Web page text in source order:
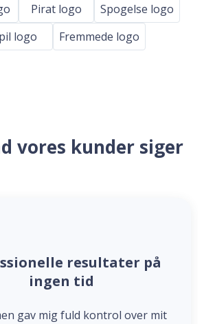
Pirat logo
Spogelse logo
logo
Fremmede logo
vores kunder siger
resultater på
ingen tid
gav mig fuld kontrol over mit